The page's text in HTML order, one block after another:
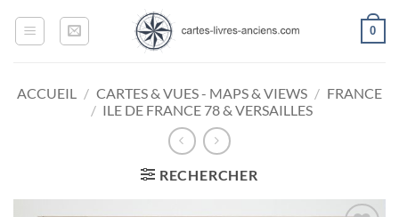
0
ACCUEIL / CARTES & VUES - MAPS & VIEWS / FRANCE
/ ILE DE FRANCE 78 & VERSAILLES
RECHERCHER